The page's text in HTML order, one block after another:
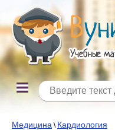
Медицина \ Кардиология